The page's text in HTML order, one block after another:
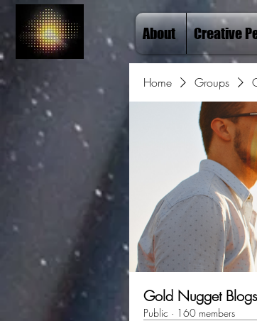
About Creative
Home Groups
Gold Nugget
Public · 160 members